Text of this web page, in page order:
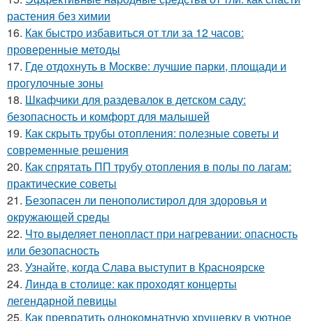
растения без химии
16. Как быстро избавиться от тли за 12 часов:
проверенные методы
17. Где отдохнуть в Москве: лучшие парки, площади и
прогулочные зоны
18. Шкафчики для раздевалок в детском саду:
безопасность и комфорт для малышей
19. Как скрыть трубы отопления: полезные советы и
современные решения
20. Как спрятать ПП трубу отопления в полы по лагам:
практические советы
21. Безопасен ли пенополистирол для здоровья и
окружающей среды
22. Что выделяет пенопласт при нагревании: опасность
или безопасность
23. Узнайте, когда Слава выступит в Красноярске
24. Линда в столице: как проходят концерты
легендарной певицы
25. Как превратить однокомнатную хрущевку в уютное